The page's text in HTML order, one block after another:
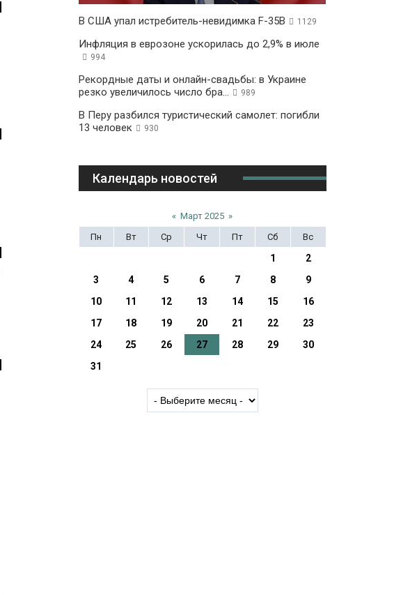
В США упал истребитель-невидимка F-35B 1129
Инфляция в еврозоне ускорилась до 2,9% в июле
994
Рекордные даты и онлайн-свадьбы: в Украине
резко увеличилось число бра...
989
В Перу разбился туристический самолет: погибли
13 человек
930
Календарь новостей
« Март 2025 »
Пн
Вт Ср Чт Пт Сб Вс
1
2
3
4 5 6 7 8
9
10
11 12 13 14 15
16
17
18 19 20 21 22
23
24
25 26 27 28 29
30
31